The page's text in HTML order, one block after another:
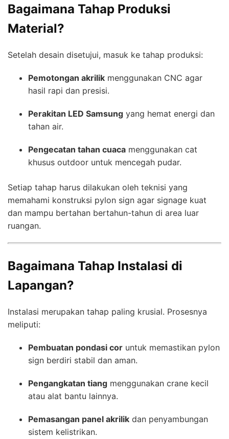
Bagaimana Tahap Produksi
Material?
Setelah desain disetujui, masuk ke tahap produksi:
Pemotongan akrilik menggunakan CNC agar
hasil rapi dan presisi.
Perakitan LED Samsung yang hemat energi dan
tahan air.
Pengecatan tahan cuaca menggunakan cat
khusus outdoor untuk mencegah pudar.
Setiap tahap harus dilakukan oleh teknisi yang
memahami konstruksi pylon sign agar signage kuat
dan mampu bertahan bertahun-tahun di area luar
ruangan.
Bagaimana Tahap Instalasi di
Lapangan?
Instalasi merupakan tahap paling krusial. Prosesnya
meliputi:
Pembuatan pondasi cor untuk memastikan pylon
sign berdiri stabil dan aman.
Pengangkatan tiang menggunakan crane kecil
atau alat bantu lainnya.
Pemasangan panel akrilik dan penyambungan
sistem kelistrikan.